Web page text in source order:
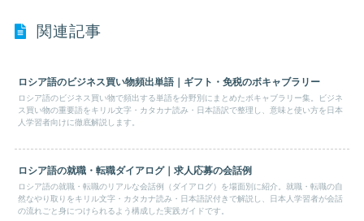
関連記事
ロシア語のビジネス買い物頻出単語｜ギフト・免税のボキャブラリー
ロシア語のビジネス買い物で頻出する単語を分野別にまとめたボキャブラリー集。ビジネ
ス買い物の重要語をキリル文字・カタカナ読み・日本語訳で整理し、意味と使い方を日本
人学習者向けに徹底解説します。
ロシア語の就職・転職ダイアログ｜求人応募の会話例
ロシア語の就職・転職のリアルな会話例（ダイアログ）を場面別に紹介。就職・転職の自
然なやり取りをキリル文字・カタカナ読み・日本語訳付きで解説し、日本人学習者が会話
の流れごと身につけられるよう構成した実践ガイドです。